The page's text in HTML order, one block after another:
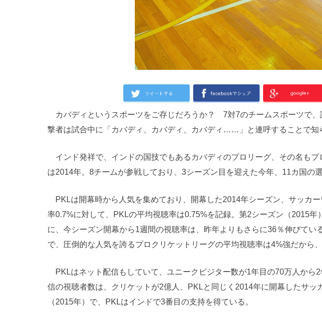
カバディというスポーツをご存じだろうか？ 7対7のチームスポーツで、
撃者は試合中に「カバディ、カバディ、カバディ……」と連呼することで知
インド発祥で、インドの国技でもあるカバディのプロリーグ、その名も
は2014年。8チームが参戦しており、3シーズン目を迎えた今年、11カ国の
PKLは開幕時から人気を集めており、開幕した2014年シーズン、サッカ
率0.7%に対して、PKLの平均視聴率は0.75%を記録。第2シーズン（2015年
に、今シーズン開幕から1週間の視聴率は、昨年よりもさらに36％伸びてい
で、圧倒的な人気を誇るプロクリケットリーグの平均視聴率は4%強だから
PKLはネット配信もしていて、ユニークビジター数が1年目の70万人から
信の視聴者数は、クリケットが2億人、PKLと同じく2014年に開幕したサッ
（2015年）で、PKLはインドで3番目の支持を得ている。